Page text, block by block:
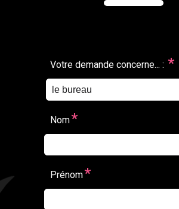
Votre demande concerne... : *
Nom*
Prénom*